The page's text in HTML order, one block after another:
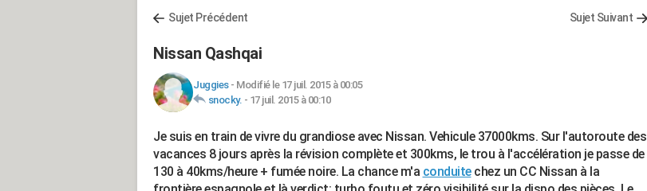
Sujet Précédent Sujet Suivant
Nissan Qashqai
Juggies- Modifié le 17 juil. 2015 à 00:05
snocky. - 17 juil. 2015 à 00:10
Je suis en train de vivre du grandiose avec Nissan. Vehicule 37000kms. Sur l'autoroute des
vacances 8 jours après la révision complète et 300kms, le trou à l'accélération je passe de
130 à 40kms/heure + fumée noire. La chance m'a conduitechez un CC Nissan à la